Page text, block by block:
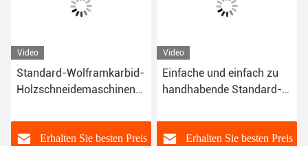
Video
Standard-Wolframkarbid-
Holzschneidemaschinen
Holzschneidegeräten
leicht zu handhaben
Erhalten Sie besten Preis
Video
Einfache und einfach zu
handhabende Standard-
Holzschneidmaschinen
für verschiedene Holze
Erhalten Sie besten Preis